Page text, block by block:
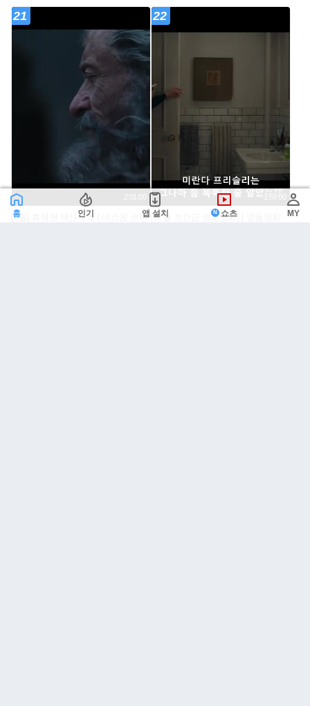
21
2:01:00
[8월] 휴잭맨 액션대작 ( 데스옵 로빈
22
1:59:00
[07월 초긴급 명품영화] [ 명품영화
홈 인기 앱 설치 쇼츠 MY